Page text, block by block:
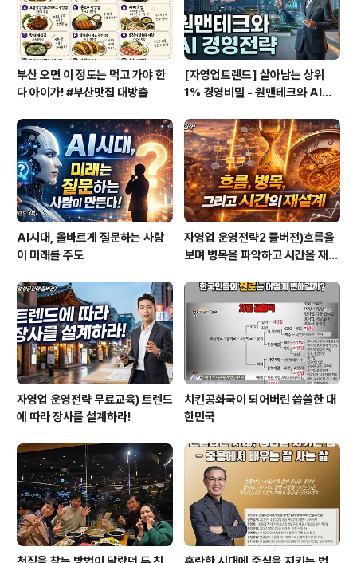
는 산에 비할 바가 못 되었다. 이..
부산 오면 이 정도는 먹고 가야 한
다 아이가! #부산맛집 대방출
[자영업트렌드] 살아남는 상위
1% 경영비밀 - 원맨테크와 AI경
AI시대, 올바르게 질문하는 사람
이 미래를 주도
자영업 운영전략2 풀버전)흐름을
보며 병목을 파악하고 시간을 재설
자영업 운영전략 무료교육) 트렌드
에 따라 장사를 설계하라!
치킨공화국이 되어버린 씁쓸한 대
한민국